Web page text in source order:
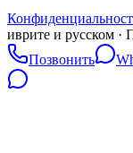
иврите и русском ·
Позвонить